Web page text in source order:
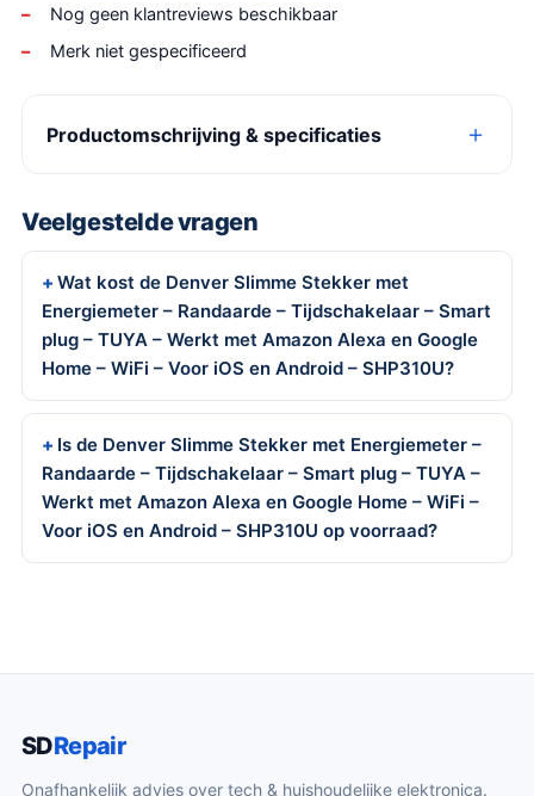
Nog geen klantreviews beschikbaar
Merk niet gespecificeerd
Productomschrijving & specificaties
Veelgestelde vragen
Wat kost de Denver Slimme Stekker met
Energiemeter – Randaarde – Tijdschakelaar – Smart
plug – TUYA – Werkt met Amazon Alexa en Google
Home – WiFi – Voor iOS en Android – SHP310U?
Is de Denver Slimme Stekker met Energiemeter –
Randaarde – Tijdschakelaar – Smart plug – TUYA –
Werkt met Amazon Alexa en Google Home – WiFi –
Voor iOS en Android – SHP310U op voorraad?
SDRepair
Onafhankelijk advies over tech & huishoudelijke elektronica.